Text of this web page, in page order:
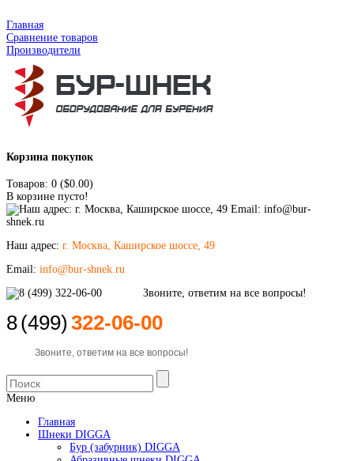
Главная
Сравнение товаров
Производители
Корзина покупок
Товаров: 0 ($0.00)
В корзине пусто!
Наш адрес: г. Москва, Каширское шоссе, 49
Email: info@bur-shnek.ru
8(499) 322-06-00
Звоните, ответим на все вопросы!
Меню
Главная
Шнеки DIGGA
Бур (забурник) DIGGA